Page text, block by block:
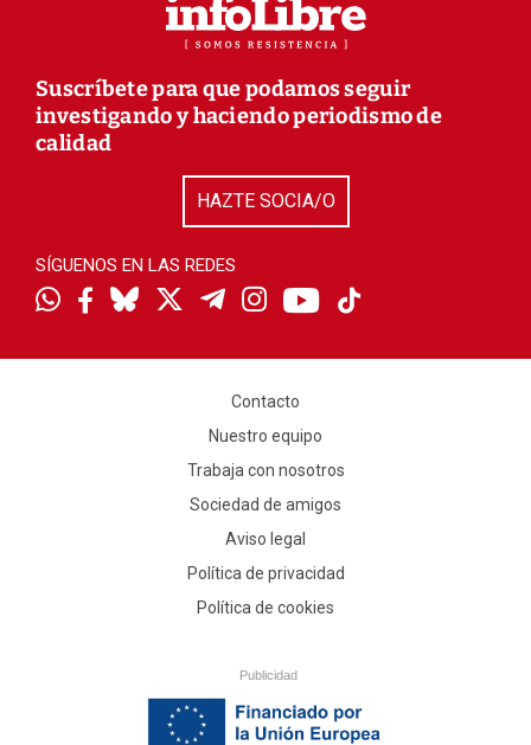
Suscríbete para que podamos seguir
investigando y haciendo periodismo de
calidad
HAZTE SOCIA/O
SÍGUENOS EN LAS REDES
Contacto
Nuestro equipo
Trabaja con nosotros
Sociedad de amigos
Aviso legal
Política de privacidad
Política de cookies
Publicidad